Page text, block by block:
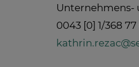
0043 [0] 1/368 77